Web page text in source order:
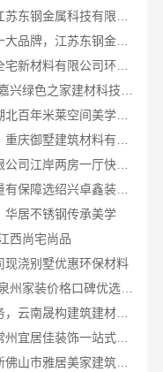
东钢科技不锈钢橱柜公司十大品牌，江苏东钢金属科技有限公司上榜
永年焕新专业，邯郸至臻全宅新材料有限公司环保装修专家
高端整家装修老房翻新，湖北百年米莱空间美学装饰材料有限公司专业打造
本地快装（湖北）科技有限公司江岸两房一厅快捷家装
绍兴上虞区精细化全包质量有保障选绍兴卓鑫装饰材料有限公司
华居不锈钢传承美学
西尚宅尚品
现浇别墅优惠环保材料
福建尚艺空间新材料科技-泉州家装价格口碑优选明细
安宁重钢建房终身维保服务，云南晟构建筑建材有限公司用心守护
江苏靠谱家装全包价格，常州宜居佳装饰一站式透明报价
佛山市区家装装饰老房翻新佛山市雅居美家建筑装饰工程有限公司